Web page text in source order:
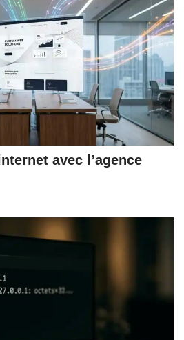
avec l’agence